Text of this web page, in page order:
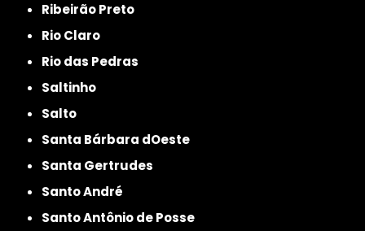
Ribeirão Preto
Rio Claro
Rio das Pedras
Saltinho
Salto
Santa Bárbara dOeste
Santa Gertrudes
Santo André
Santo Antônio de Posse